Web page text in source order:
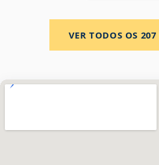
VER TODOS OS 207